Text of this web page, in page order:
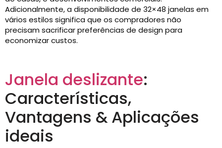
Adicionalmente, a disponibilidade de 32×48 janelas em
vários estilos significa que os compradores não
precisam sacrificar preferências de design para
economizar custos.
Janela deslizante:
Características,
Vantagens & Aplicações
ideais